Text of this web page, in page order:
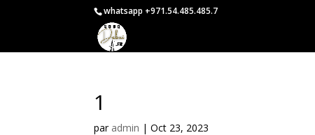
whatsapp +971.54.485.485.7
1
par admin |Oct 23, 2023